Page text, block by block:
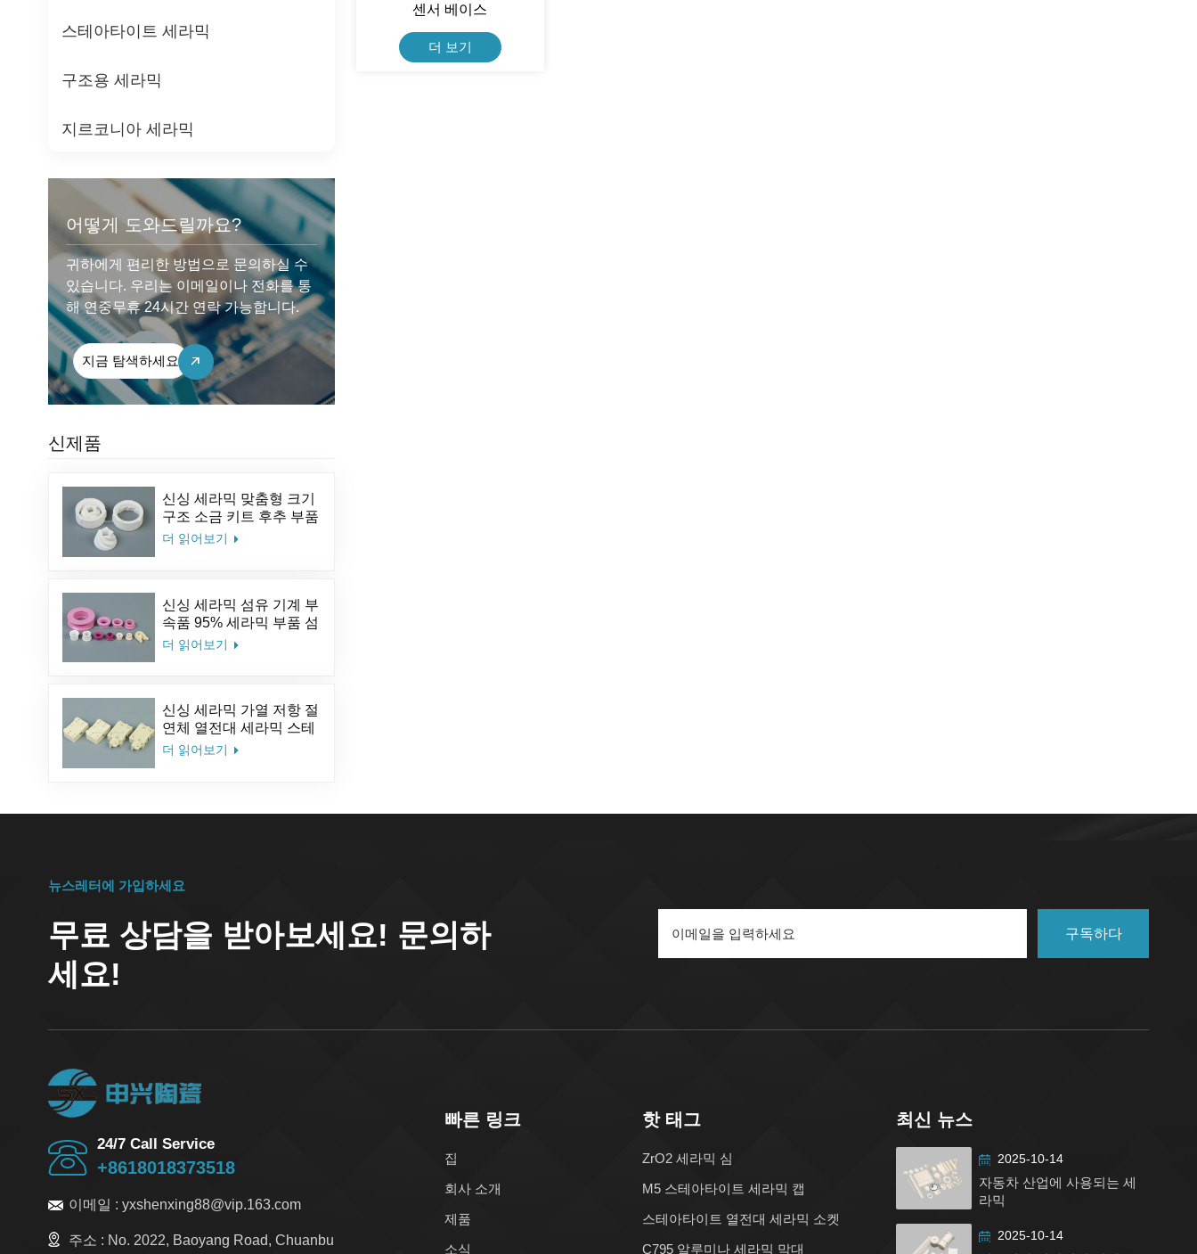
스테아타이트 세라믹
구조용 세라믹
지르코니아 세라믹
어떻게 도와드릴까요?
귀하에게 편리한 방법으로 문의하실 수
있습니다. 우리는 이메일이나 전화를 통
해 연중무휴 24시간 연락 가능합니다.
지금 탐색하세요
신제품
신싱 세라믹 맞춤형 크기
구조 소금 키트 후추 부품
알루미나 커피 세라믹 밀
더 읽어보기
신싱 세라믹 섬유 기계 부
속품 95% 세라믹 부품 섬
유 세라믹 아이릿 알루미
더 읽어보기
신싱 세라믹 가열 저항 절
연체 열전대 세라믹 스테
아타이트 세라믹 소켓
더 읽어보기
센서 베이스
더 보기
뉴스레터에 가입하세요
무료 상담을 받아보세요! 문의하
세요!
구독하다
24/7 Call Service
+8618018373518
이메일 :yxshenxing88@vip.163.com
주소 : No. 2022, Baoyang Road, Chuanbu
빠른 링크
집
회사 소개
제품
소식
핫 태그
ZrO2 세라믹 심
M5 스테아타이트 세라믹 캡
스테아타이트 열전대 세라믹 소켓
C795 알루미나 세라믹 막대
최신 뉴스
2025-10-14
자동차 산업에 사용되는 세
라믹
2025-10-14